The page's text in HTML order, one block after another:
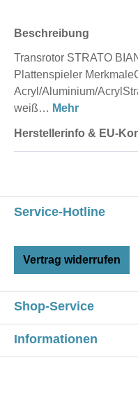
Beschreibung
Transrotor STRATO
Plattenspieler
Acryl/Aluminium/
weiß… Mehr
Herstellerinfo & EU-
Service-Hotline
Vertrag widerrufen
Shop-Service
Informationen